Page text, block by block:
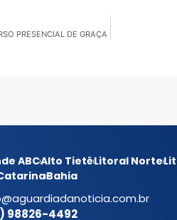
PRESENCIAL DE GRAÇA
ABCAlto TietêLitoral Norte
Bahia
98826-4492